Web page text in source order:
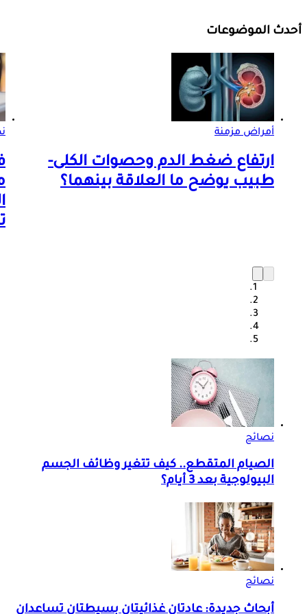
أحدث الموضوعات
أمراض مزمنة
ارتفاع ضغط الدم وحصوات الكلى-
طبيب يوضح ما العلاقة بينهما؟
نصائح
الصيام المتقطع.. كيف تتغير وظائف الجسم
البيولوجية بعد 3 أيام؟
نصائح
أبحاث جديدة: عادتان غذائيتان بسيطتان تساعدان